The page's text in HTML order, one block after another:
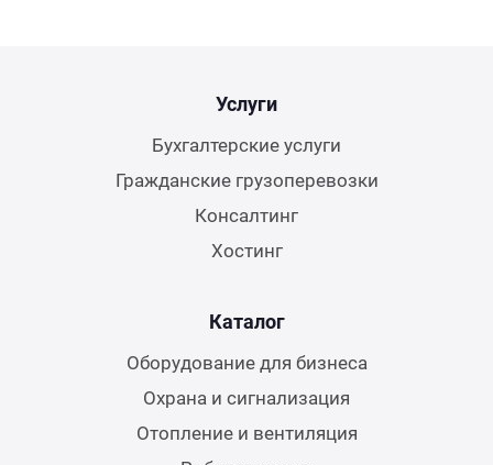
Услуги
Бухгалтерские услуги
Гражданские грузоперевозки
Консалтинг
Хостинг
Каталог
Оборудование для бизнеса
Охрана и сигнализация
Отопление и вентиляция